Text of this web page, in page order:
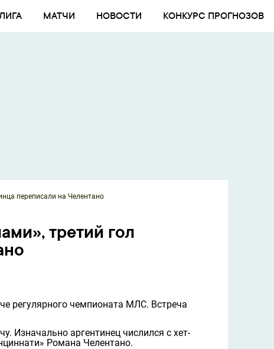
МАТЧИ НОВОСТИ КОНКУРС ПРОГНОЗОВ
переписали на Челентано
третий гол
регулярного чемпионата МЛС. Встреча
Изначально аргентинец числился с хет-
Романа Челентано.